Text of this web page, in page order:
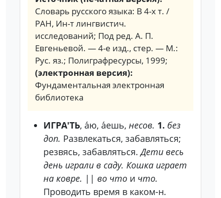
Словарь русского языка: В 4-х т. /
РАН, Ин-т лингвистич.
исследований; Под ред. А. П.
Евгеньевой. — 4-е изд., стер. — М.:
Рус. яз.; Полиграфресурсы, 1999;
(электронная версия):
Фундаментальная электронная
библиотека
ИГРА'ТЬ, а́ю, а́ешь, несов. 1. без
доп. Развлекаться, забавляться;
резвясь, забавляться. Дети весь
день играли в саду. Кошка играет
на ковре. || во что и что.
Проводить время в каком-н.